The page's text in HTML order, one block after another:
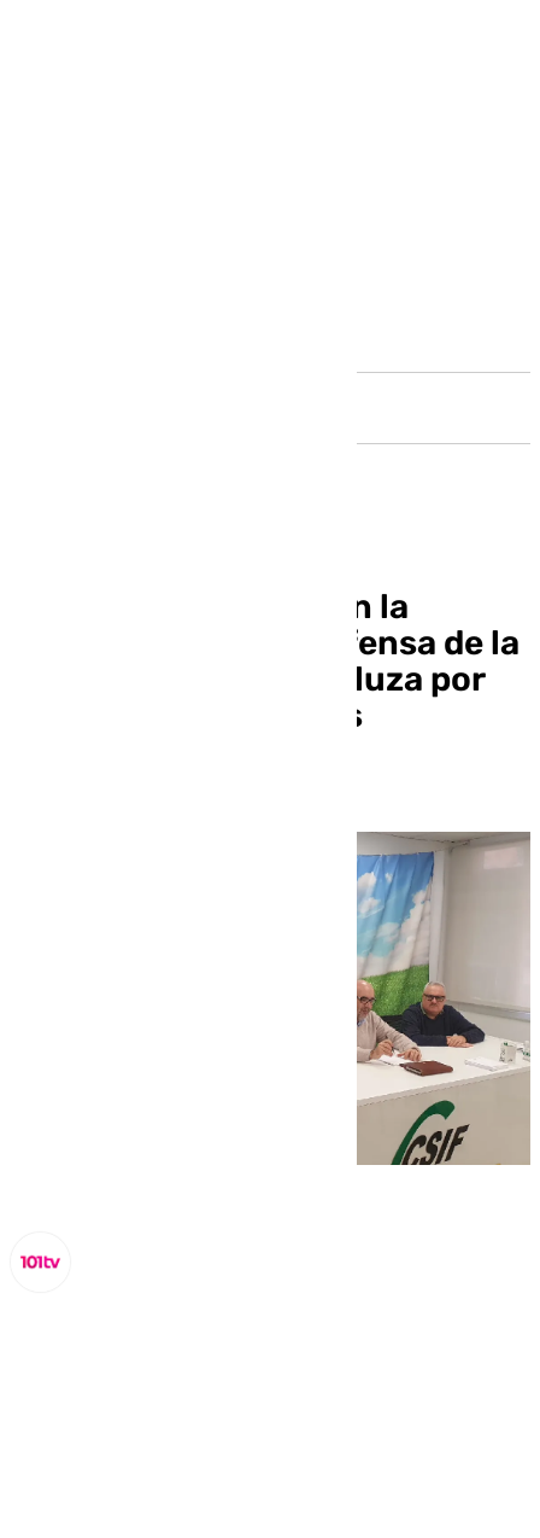
CSIF no participará en la
manifestación en defensa de la
sanidad pública andaluza por
discrepancias con los